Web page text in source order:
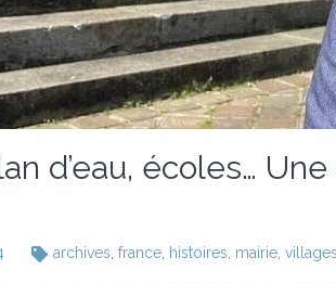
d’eau, écoles…
archives france histoires mairie villages